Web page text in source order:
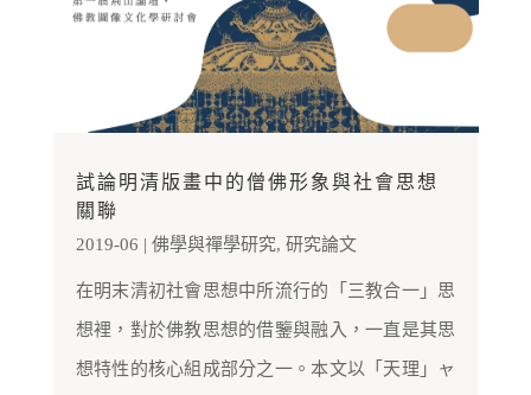
試論明清版畫中的僧佛形象與社會思想
關聯
2019-06 | 佛學與禪學研究, 研究論文
在明末清初社會思想中所流行的「三教合一」思
想裡，對於佛教思想的借鑒與融入，一直是其思
想特性的核心組成部分之一。本文以「天理」ャ